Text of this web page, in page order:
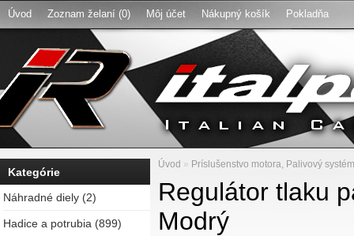
Úvod Zoznam želaní (0) Môj účet Nákupný košík Pokladňa
Kategórie
Náhradné diely (2)
Hadice a potrubia (899)
Úvod » Príslušenstvo motora, Palivový systém
Regulátor tlaku
Modrý